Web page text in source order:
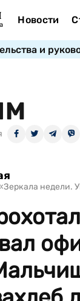
Новости
и
недели.